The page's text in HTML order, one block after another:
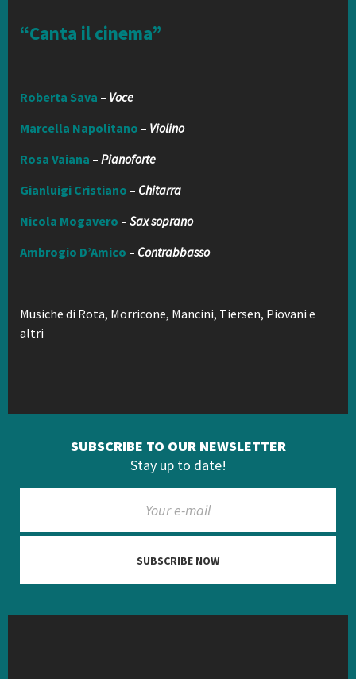
“Canta il cinema”
Roberta Sava – Voce
Marcella Napolitano – Violino
Rosa Vaiana – Pianoforte
Gianluigi Cristiano – Chitarra
Nicola Mogavero – Sax soprano
Ambrogio D’Amico – Contrabbasso
Musiche di Rota, Morricone, Mancini, Tiersen, Piovani e
altri
SUBSCRIBE TO OUR NEWSLETTER
Stay up to date!
SUBSCRIBE NOW